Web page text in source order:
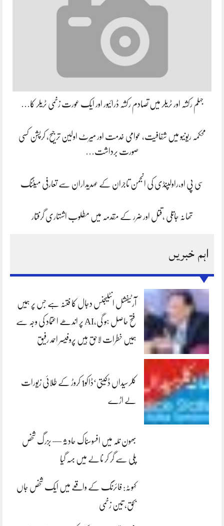
جہلم رکشہ اور ٹریلر میں تصادم رکشہ ڈرائیور اور ایک عورت زخمی ٹریلر کا…
محکمہ ریونیو میں شفافیت، عوامی خدمت اور میرٹ اولین ترجیح، کرپشن کسی
صورت برداشت…
سی پی او،راولپنڈی کی انجمن تاجران کے عہدیداران سے تعارفی میٹنگ
تھانہ جاتلی ،قتل اور ضرر کے مقدمہ میں مطلوب اشتہاری گرفتار
اہم خبریں
آرٹیفشل انٹلیجنس دجال کا فتنہ ہے جس پر ہمیں
فتح حاصل ہو گی،AI پر اندھے اعتماد کی وجہ سے
ہمیں خطرات لاحق ہیں پروفیسر احمد رفیق
کلرسیداں ڈکیتی‘ڈاکو1 کروڑ کے طلائی زیورات
لے اڑے
بھون نلہ میں افسوسناک حادثہ — بزرگ شخص
پلی سے گر کر نالے میں بہہ گیا
کہوٹہ: فائرنگ کے واقعے میں ایک شخص جاں
بحق، تین زخمی